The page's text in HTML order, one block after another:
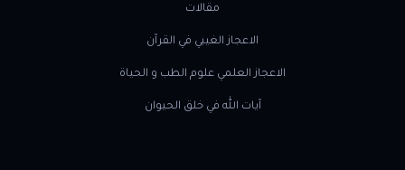
مقالات
الاعجاز الغيبي في القرآن
الاعجاز العلمي علوم الطب و الحياة
آيات الله في خلق الحيوان